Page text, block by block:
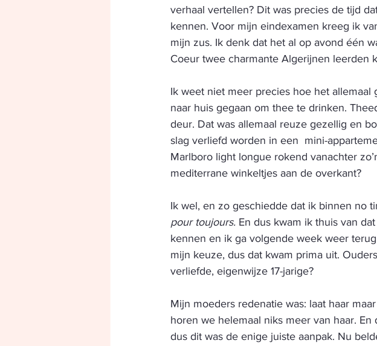
verhaal vertellen? Dit was precies de tijd
kennen. Voor mijn eindexamen kreeg ik
mijn zus. Ik denk dat het al op avond één
Coeur twee charmante Algerijnen leerden
Ik weet niet meer precies hoe het
naar huis gegaan om thee te drinken.
deur. Dat was allemaal reuze gezellig en
slag verliefd worden in een  mini-
Marlboro light longue rokend vanachter
mediterrane winkeltjes aan de overkant?
Ik wel, en zo geschiedde dat ik binnen no
pour toujours. En dus kwam ik thuis van
kennen en ik ga volgende week weer
mijn keuze, dus dat kwam prima uit.
verliefde, eigenwijze 17-jarige?
Mijn moeders redenatie was: laat haar
horen we helemaal niks meer van haar.
dus dit was de enige juiste aanpak. Nu